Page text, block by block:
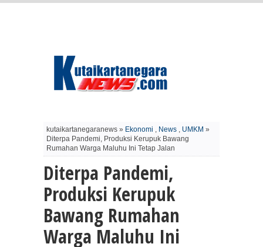
kutaikartanegaranews » Ekonomi , News , UMKM »
Diterpa Pandemi, Produksi Kerupuk Bawang
Rumahan Warga Maluhu Ini Tetap Jalan
Diterpa Pandemi,
Produksi Kerupuk
Bawang Rumahan
Warga Maluhu Ini